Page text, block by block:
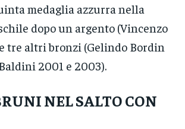
medaglia azzurra nella
dopo un argento (Vincenzo
tre altri bronzi (Gelindo Bordin
2001 e 2003).
NEL SALTO CON